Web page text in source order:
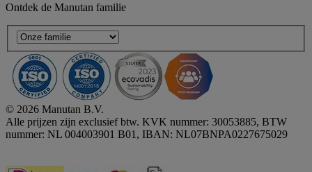
Ontdek de Manutan familie
© 2026 Manutan B.V.
Alle prijzen zijn exclusief btw. KVK nummer: 30053885, BTW
nummer: NL 004003901 B01, IBAN: NL07BNPA0227675029